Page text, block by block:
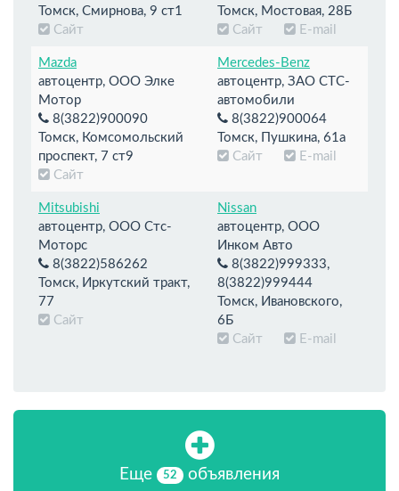
Томск, Смирнова, 9 ст1
Сайт
Томск, Мостовая, 28Б
Сайт
E-mail
Mazda
автоцентр, ООО Элке
Мотор
8(3822)900090
Томск, Комсомольский
проспект, 7 ст9
Сайт
Mercedes-Benz
автоцентр, ЗАО СТС-
автомобили
8(3822)900064
Томск, Пушкина, 61а
Сайт
E-mail
Mitsubishi
автоцентр, ООО Стс-
Моторс
8(3822)586262
Томск, Иркутский тракт,
77
Сайт
Nissan
автоцентр, ООО
Инком Авто
8(3822)999333,
8(3822)999444
Томск, Ивановского,
6Б
Сайт
E-mail
Еще 52 объявления